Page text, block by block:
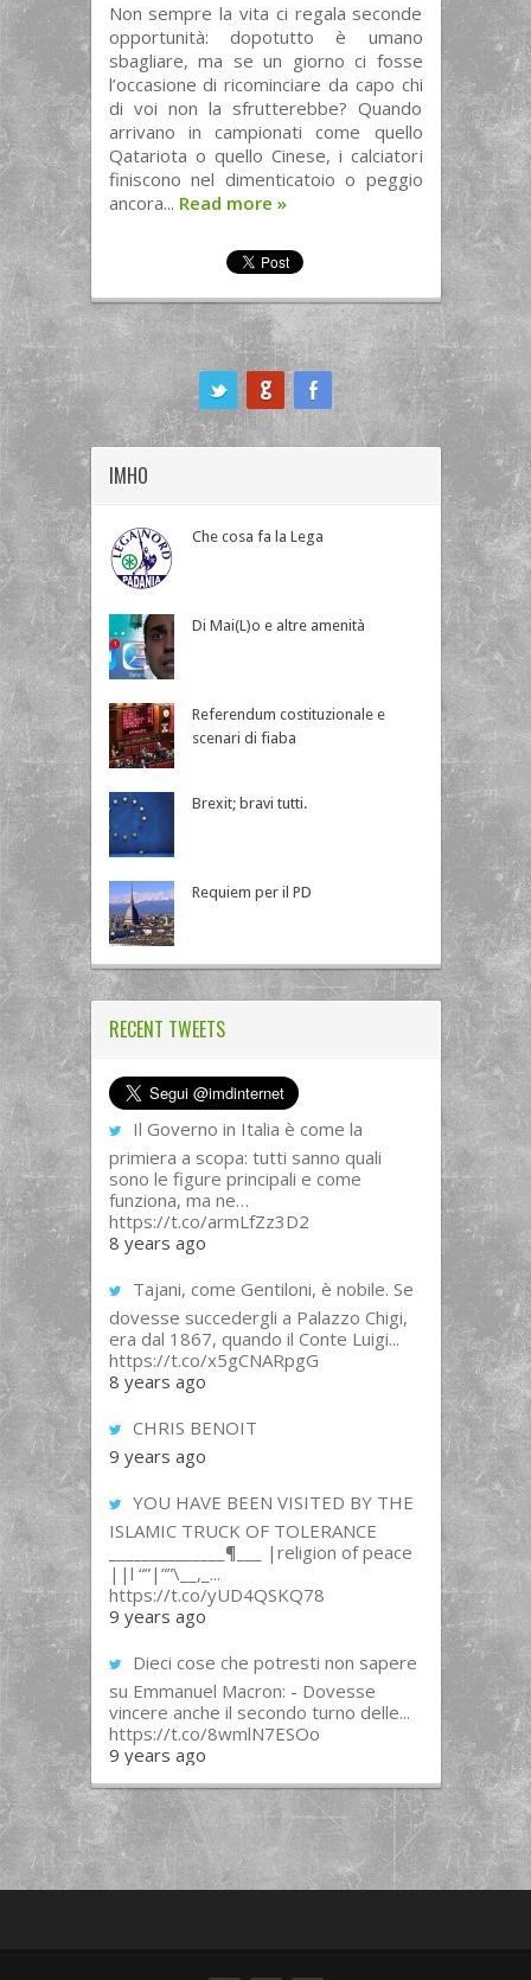
Non sempre la vita ci regala seconde
opportunità: dopotutto è umano
sbagliare, ma se un giorno ci fosse
l’occasione di ricominciare da capo chi
di voi non la sfrutterebbe? Quando
arrivano in campionati come quello
Qatariota o quello Cinese, i calciatori
finiscono nel dimenticatoio o peggio
ancora... Read more »
IMHO
Che cosa fa la Lega
Di Mai(L)o e altre amenità
Referendum costituzionale e
scenari di fiaba
Brexit; bravi tutti.
Requiem per il PD
RECENT TWEETS
Il Governo in Italia è come la
primiera a scopa: tutti sanno quali
sono le figure principali e come
funziona, ma ne…
https://t.co/armLfZz3D2
8 years ago
Tajani, come Gentiloni, è nobile. Se
dovesse succedergli a Palazzo Chigi,
era dal 1867, quando il Conte Luigi...
https://t.co/x5gCNARpgG
8 years ago
CHRIS BENOIT
9 years ago
YOU HAVE BEEN VISITED BY THE
ISLAMIC TRUCK OF TOLERANCE
______________¶___ |religion of peace
||l “”|””\__,_...
https://t.co/yUD4QSKQ78
9 years ago
Dieci cose che potresti non sapere
su Emmanuel Macron: - Dovesse
vincere anche il secondo turno delle...
https://t.co/8wmlN7ESOo
9 years ago